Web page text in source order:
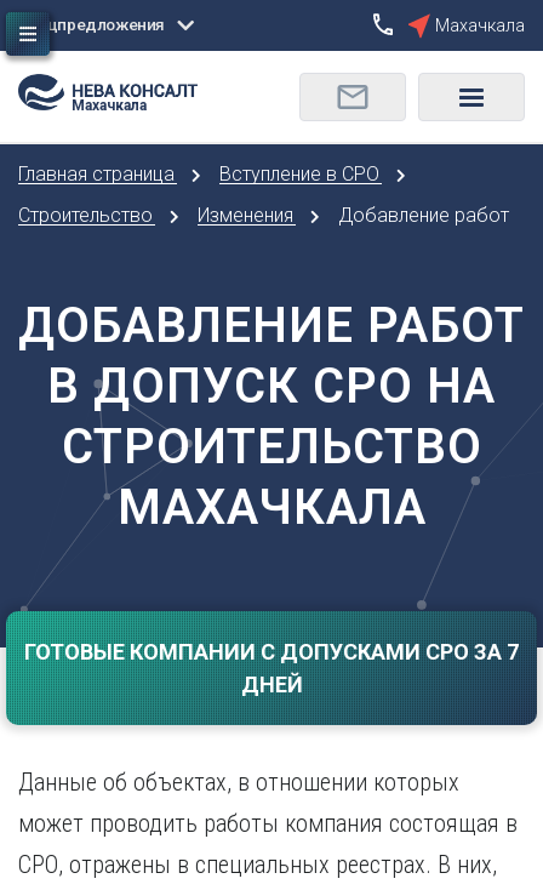
Сбросить
Москва
Санкт-Петербург
Б
Барнаул
Белгород
Брянск
В
Владивосток
Владикавказ
Владимир
Е
Екатеринбург
И
Ижевск
Иркутск
К
О
Орел
Оренбург
Пермь
Р
Ростов-на-Дону
Рязань
С
Самара
Севастополь
Симферополь
Смоленск
Тамбов
Тверь
Томск
Спецпредложения Махачкала
Махачкала
Главная страница
Вступление в СРО
Строительство
Изменения Добавление работ
ДОБАВЛЕНИЕ РАБОТ
В ДОПУСК СРО НА
СТРОИТЕЛЬСТВО
МАХАЧКАЛА
ГОТОВЫЕ КОМПАНИИ С ДОПУСКАМИ СРО ЗА 7
ДНЕЙ
Данные об объектах, в отношении которых
может проводить работы компания состоящая в
СРО, отражены в специальных реестрах. В них,